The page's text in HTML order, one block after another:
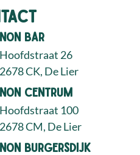
NON Bar
Hoofdstraat 26
2678 CK, De Lier
NON Centrum
Hoofdstraat 100
2678 CM, De Lier
NON Burgersdijk